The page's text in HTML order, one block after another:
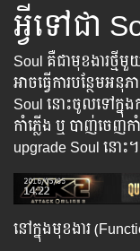
អ្វីទៅជា
Soul គឺ​ជា​មុខ​ងារ​ថ្មី​
អាច​ធ្វើ​ការ​បន្ថែម​អ
Soul នេាះ​ចូល​ទៅ​ក្នុ
កាំភ្លើង ឬ បាញ់ចេញ
upgrade Soul នោះ។
នៅក្នុងមុខងារ